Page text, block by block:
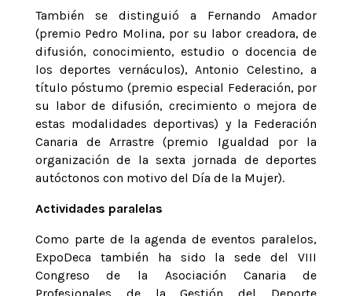
También se distinguió a Fernando Amador
(premio Pedro Molina, por su labor creadora, de
difusión, conocimiento, estudio o docencia de
los deportes vernáculos), Antonio Celestino, a
título póstumo (premio especial Federación, por
su labor de difusión, crecimiento o mejora de
estas modalidades deportivas) y la Federación
Canaria de Arrastre (premio Igualdad por la
organización de la sexta jornada de deportes
autóctonos con motivo del Día de la Mujer).
Actividades paralelas
Como parte de la agenda de eventos paralelos,
ExpoDeca también ha sido la sede del VIII
Congreso de la Asociación Canaria de